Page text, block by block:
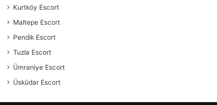
Kurtköy Escort
Maltepe Escort
Pendik Escort
Tuzla Escort
Ümraniye Escort
Üsküdar Escort